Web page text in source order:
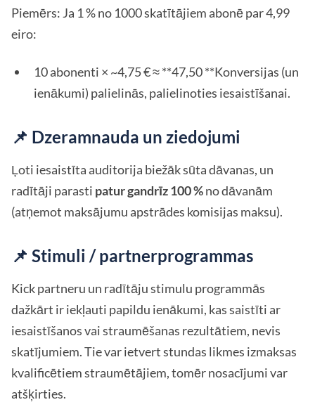
Piemērs: Ja 1 % no 1000 skatītājiem abonē par 4,99
eiro:
10 abonenti × ~4,75 € ≈ **47,50 **Konversijas (un
ienākumi) palielinās, palielinoties iesaistīšanai.
📌 Dzeramnauda un ziedojumi
Ļoti iesaistīta auditorija biežāk sūta dāvanas, un
radītāji parasti patur gandrīz 100 %no dāvanām
(atņemot maksājumu apstrādes komisijas maksu).
📌 Stimuli / partnerprogrammas
Kick partneru un radītāju stimulu programmās
dažkārt ir iekļauti papildu ienākumi, kas saistīti ar
iesaistīšanos vai straumēšanas rezultātiem, nevis
skatījumiem. Tie var ietvert stundas likmes izmaksas
kvalificētiem straumētājiem, tomēr nosacījumi var
atšķirties.